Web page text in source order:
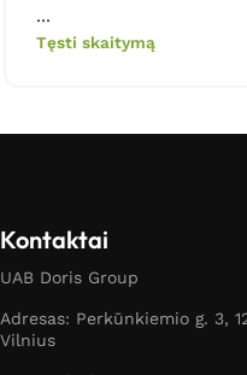
...
Tęsti skaitymą
Kontaktai
UAB Doris Group
Adresas: Perkūnkiemio g. 3,
Vilnius